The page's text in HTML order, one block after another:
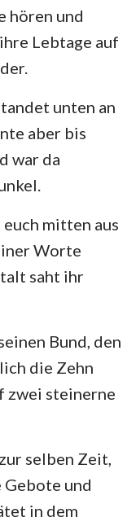
hören und
Lebtage auf
unten an
aber bis
war da
mitten aus
Worte
saht ihr
Bund, den
die Zehn
zwei steinerne
selben Zeit,
und
in dem